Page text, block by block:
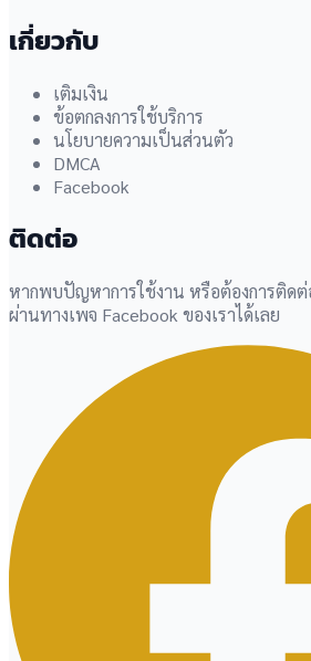
เกี่ยวกับ
เติมเงิน
ข้อตกลงการใช้บริการ
นโยบายความเป็นส่วนตัว
DMCA
Facebook
ติดต่อ
หากพบปัญหาการใช้งาน หรือต้องการติดต่
ผ่านทางเพจ Facebook ของเราได้เลย